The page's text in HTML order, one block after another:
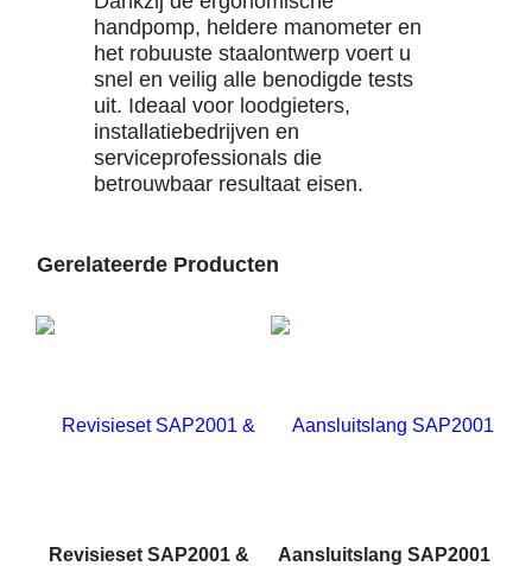
handpomp, heldere manometer en
het robuuste staalontwerp voert u
snel en veilig alle benodigde tests
uit. Ideaal voor loodgieters,
installatiebedrijven en
serviceprofessionals die
betrouwbaar resultaat eisen.
Gerelateerde Producten
Revisieset SAP2001 &
Aansluitslang SAP2001